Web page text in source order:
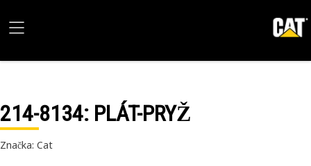
214-8134: PLÁT-PRYŽ
Značka: Cat